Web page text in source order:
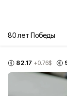
80 лет Победы
82.17 +0.76$